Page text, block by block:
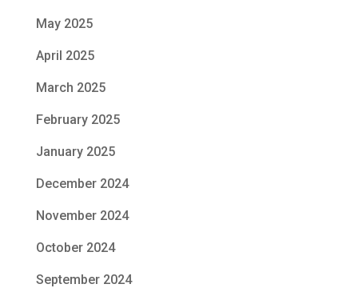
May 2025
April 2025
March 2025
February 2025
January 2025
December 2024
November 2024
October 2024
September 2024